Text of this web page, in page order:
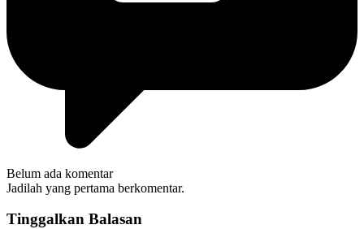
Belum ada komentar
Jadilah yang pertama berkomentar.
Tinggalkan Balasan